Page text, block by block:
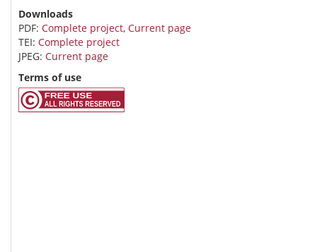
Downloads
PDF: Complete project, Current page
TEI: Complete project
JPEG: Current page
Terms of use